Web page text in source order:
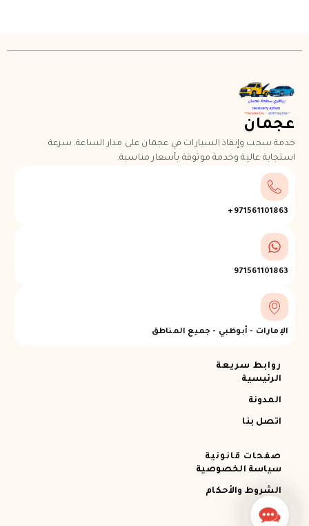
عجمان
خدمة سحب وإنقاذ السيارات في عجمان على مدار الساعة. سرعة
استجابة عالية وخدمة موثوقة بأسعار مناسبة.
971561101863+
971561101863
الإمارات - أبوظبي - جميع المناطق
روابط سريعة
الرئيسية
المدونة
اتصل بنا
صفحات قانونية
سياسة الخصوصية
الشروط والأحكام
Contact